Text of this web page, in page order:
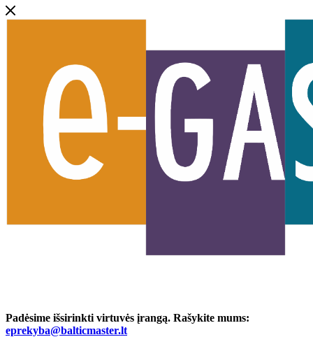
Padėsime išsirinkti virtuvės įrangą. Rašykite mums:
eprekyba@balticmaster.lt